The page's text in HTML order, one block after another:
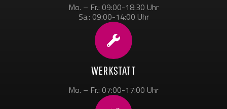
Mo. – Fr.: 09:00-18:30 Uhr
Sa.: 09:00-14:00 Uhr
WERKSTATT
Mo. – Fr.: 07:00-17:00 Uhr